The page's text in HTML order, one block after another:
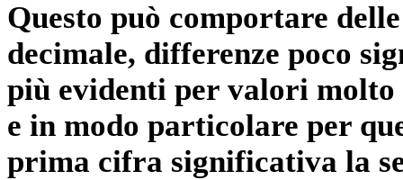
Questo può comportare
decimale, differenze poco
più evidenti per valori
e in modo particolare per
prima cifra significativa la